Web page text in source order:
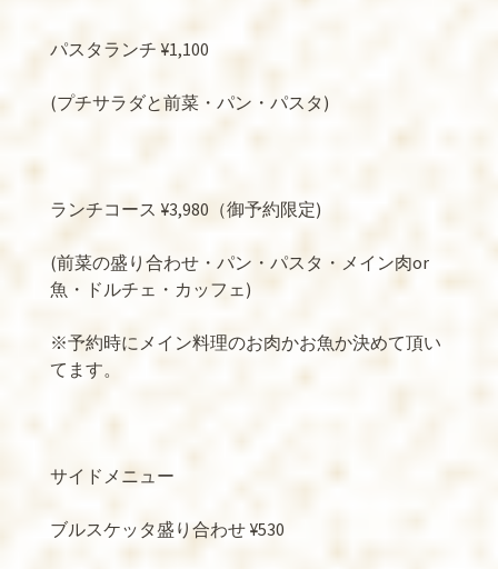
パスタランチ ¥1,100
(プチサラダと前菜・パン・パスタ)
ランチコース ¥3,980 （御予約限定)
(前菜の盛り合わせ・パン・パスタ・メイン肉or
魚・ドルチェ・カッフェ)
※予約時にメイン料理のお肉かお魚か決めて頂い
てます。
サイドメニュー
ブルスケッタ盛り合わせ ¥530